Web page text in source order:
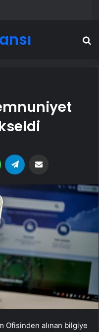
WhatsApp
Ofisinden alınan bilgiye